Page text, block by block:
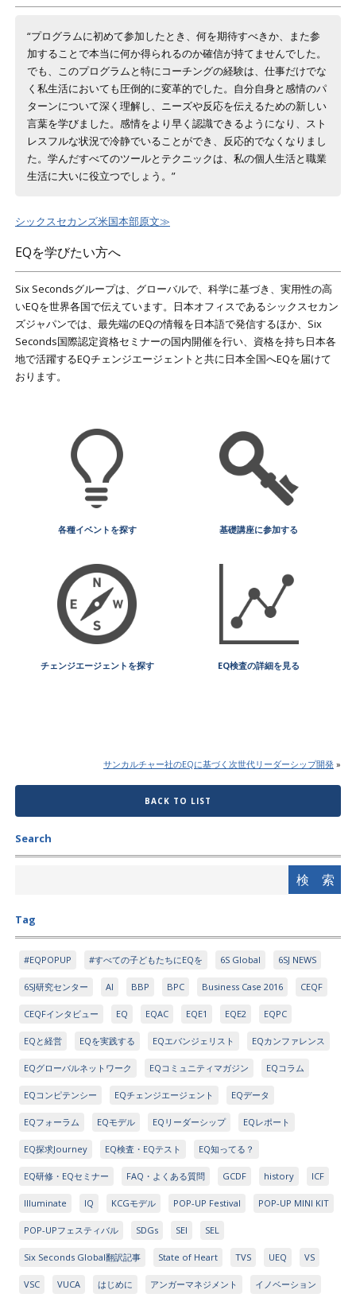
“プログラムに初めて参加したとき、何を期待すべきか、また参
加することで本当に何か得られるのか確信が持てませんでした。
でも、このプログラムと特にコーチングの経験は、仕事だけでな
く私生活においても圧倒的に変革的でした。自分自身と感情のパ
ターンについて深く理解し、ニーズや反応を伝えるための新しい
言葉を学びました。感情をより早く認識できるようになり、スト
レスフルな状況で冷静でいることができ、反応的でなくなりまし
た。学んだすべてのツールとテクニックは、私の個人生活と職業
生活に大いに役立つでしょう。”
シックスセカンズ米国本部原文≫
EQを学びたい方へ
Six Secondsグループは、グローバルで、科学に基づき、実用性の高
いEQを世界各国で伝えています。日本オフィスであるシックスセカン
ズジャパンでは、最先端のEQの情報を日本語で発信するほか、Six
Seconds国際認定資格セミナーの国内開催を行い、資格を持ち日本各
地で活躍するEQチェンジエージェントと共に日本全国へEQを届けて
おります。
各種イベントを探す 基礎講座に参加する
チェンジエージェントを探す EQ検査の詳細を見る
サンカルチャー社のEQに基づく次世代リーダーシップ開発 »
BACK TO LIST
Search
Tag
#EQPOPUP #すべての子どもたちにEQを 6S Global 6SJ NEWS
6SJ研究センター AI BBP BPC Business Case 2016 CEQF
CEQFインタビュー EQ EQAC EQE1 EQE2 EQPC
EQと経営 EQを実践する EQエバンジェリスト EQカンファレンス
EQグローバルネットワーク EQコミュニティマガジン EQコラム
EQコンピテンシー EQチェンジエージェント EQデータ
EQフォーラム EQモデル EQリーダーシップ EQレポート
EQ探求Journey EQ検査・EQテスト EQ知ってる？
EQ研修・EQセミナー FAQ・よくある質問 GCDF history ICF
Illuminate IQ KCGモデル POP-UP Festival POP-UP MINI KIT
POP-UPフェスティバル SDGs SEI SEL
Six Seconds Global翻訳記事 State of Heart TVS UEQ VS
VSC VUCA はじめに アンガーマネジメント イノベーション